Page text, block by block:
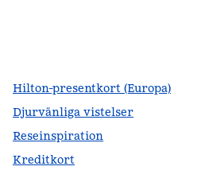
Hilton-presentkort (Europa)
Djurvänliga vistelser
Reseinspiration
Kreditkort